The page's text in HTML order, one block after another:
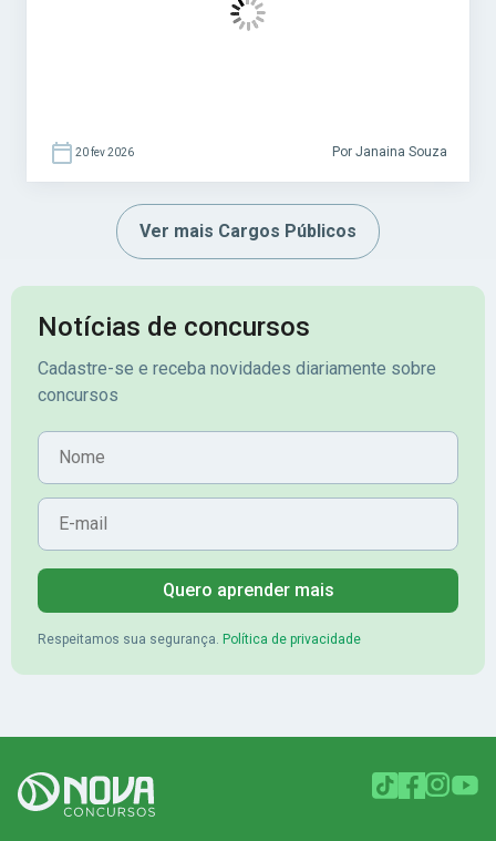
ligados ao SUAS (Sistema Único de
20 fev 2026 Por Janaina Souza
Ver mais Cargos Públicos
Notícias de concursos
Cadastre-se e receba novidades diariamente sobre
concursos
Nome
E-mail
Quero aprender mais
Respeitamos sua segurança. Política de privacidade